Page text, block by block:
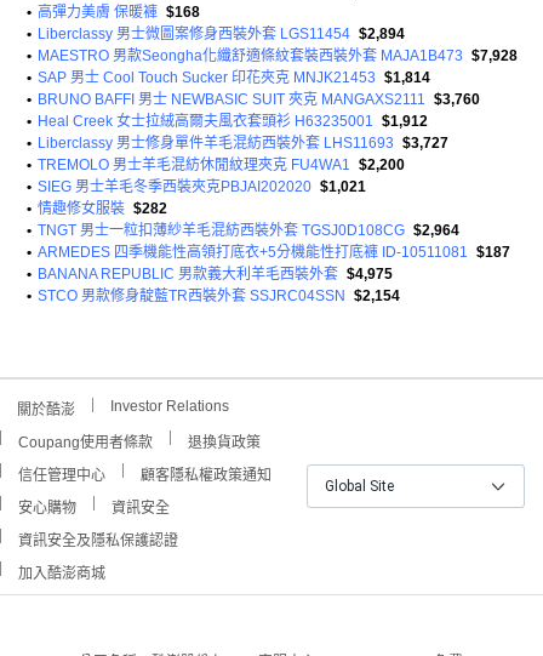
• 高彈力美膚 保暖褲 $168
• Liberclassy 男士微圖案修身西裝外套 LGS11454 $2,894
• MAESTRO 男款Seongha化纖舒適條紋套裝西裝外套 MAJA1B473 $7,928
• SAP 男士 Cool Touch Sucker 印花夾克 MNJK21453 $1,814
• BRUNO BAFFI 男士 NEWBASIC SUIT 夾克 MANGAXS2111 $3,760
• Heal Creek 女士拉絨高爾夫風衣套頭衫 H63235001 $1,912
• Liberclassy 男士修身單件羊毛混紡西裝外套 LHS11693 $3,727
• TREMOLO 男士羊毛混紡休閒紋理夾克 FU4WA1 $2,200
• SIEG 男士羊毛冬季西裝夾克PBJAI202020 $1,021
• 情趣修女服裝 $282
• TNGT 男士一粒扣薄紗羊毛混紡西裝外套 TGSJ0D108CG $2,964
• ARMEDES 四季機能性高領打底衣+5分機能性打底褲 ID-10511081 $187
• BANANA REPUBLIC 男款義大利羊毛西裝外套 $4,975
• STCO 男款修身靛藍TR西裝外套 SSJRC04SSN $2,154
關於酷澎 Investor Relations
Coupang使用者條款
退換貨政策
信任管理中心
顧客隱私權政策通知
安心購物
資訊安全
資訊安全及隱私保護認證
加入酷澎商城
Global Site